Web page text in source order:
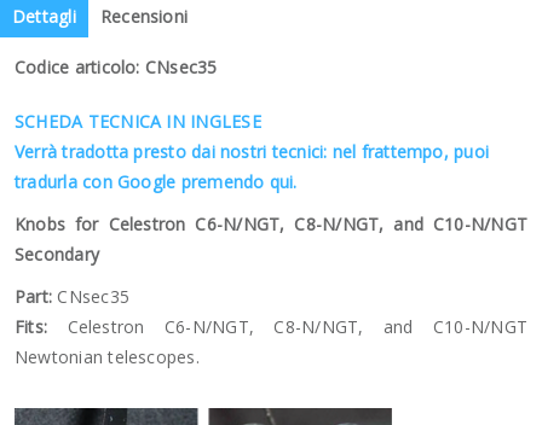
Dettagli Recensioni
Codice articolo: CNsec35
SCHEDA TECNICA IN INGLESE
Verrà tradotta presto dai nostri tecnici: nel frattempo, puoi
tradurla con Google premendo qui.
Knobs for Celestron C6-N/NGT, C8-N/NGT, and C10-N/NGT
Secondary
Part: CNsec35
Fits: Celestron C6-N/NGT, C8-N/NGT, and C10-N/NGT
Newtonian telescopes.